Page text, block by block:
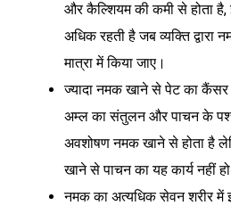
और कैल्शियम की कमी से होता है,
अधिक रहती है जब व्यक्ति
मात्रा में किया जाए।
ज्यादा नमक खाने से पेट का
अम्ल का संतुलन और पाचन के
अवशोषण नमक खाने से होता है
खाने से पाचन का यह कार्य नहीं हो
नमक का अत्यधिक सेवन शरीर